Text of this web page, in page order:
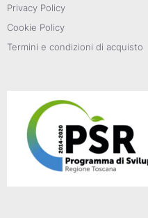
Privacy Policy
Cookie Policy
Termini e condizioni di acquisto